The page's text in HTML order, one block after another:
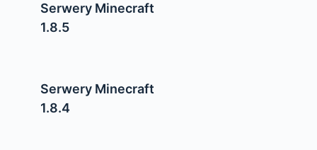
Serwery Minecraft
1.8.5
Serwery Minecraft
1.8.4